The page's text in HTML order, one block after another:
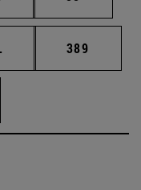
Páginas intermedias
Página
389